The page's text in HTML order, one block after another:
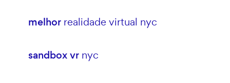
melhor realidade virtual nyc
sandbox vr nyc